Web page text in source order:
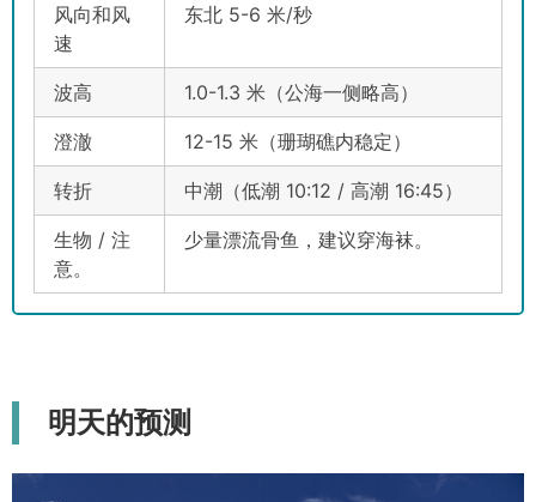
风向和风
速
东北 5-6 米/秒
波高 1.0-1.3 米（公海一侧略高）
澄澈 12-15 米（珊瑚礁内稳定）
转折 中潮（低潮 10:12 / 高潮 16:45）
生物 / 注
意。
少量漂流骨鱼，建议穿海袜。
明天的预测